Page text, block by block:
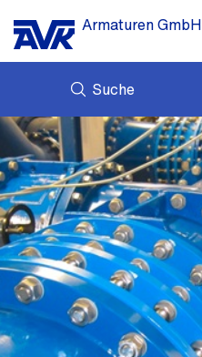
Armaturen GmbH
Suche
NEWS
DOWNLOADS
MESSEN
KONTAKT
KARRIERE